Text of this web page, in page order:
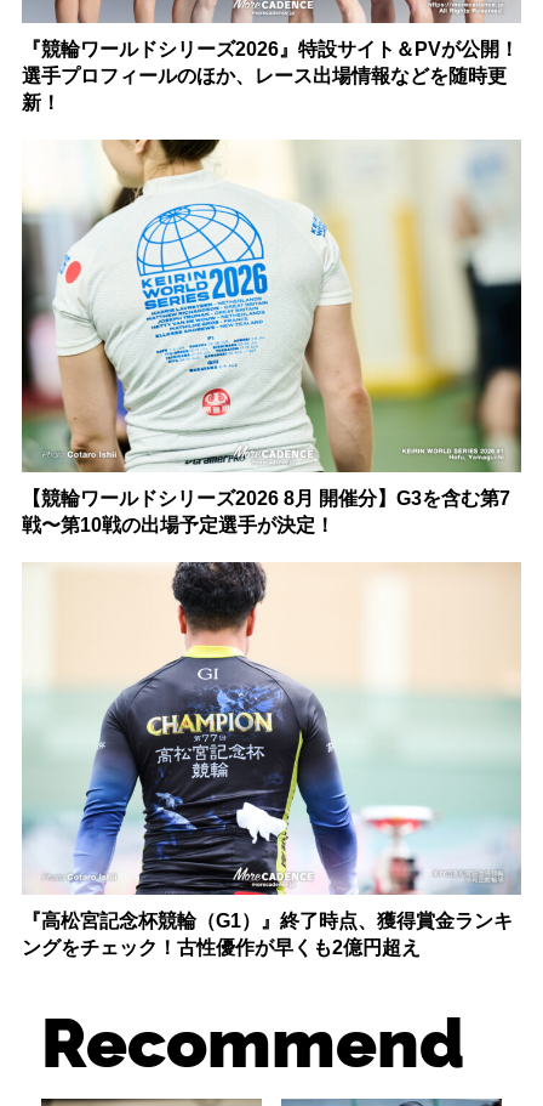
『競輪ワールドシリーズ2026』特設サイト＆PVが公開！
選手プロフィールのほか、レース出場情報などを随時更
新！
【競輪ワールドシリーズ2026 8月 開催分】G3を含む第7
戦〜第10戦の出場予定選手が決定！
『高松宮記念杯競輪（G1）』終了時点、獲得賞金ランキ
ングをチェック！古性優作が早くも2億円超え
Recommend